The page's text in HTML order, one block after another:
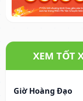
XEM TỐT
Giờ Hoàng Đạo